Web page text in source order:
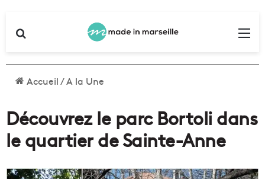
Accueil/A la Une
Découvrez le parc Bortoli dans
le quartier de Sainte-Anne